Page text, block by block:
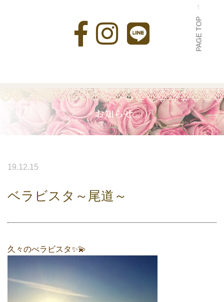
PAGE TOP
19.12.15
ベラビスタ～尾道～
久々のべラビスタ✨💫